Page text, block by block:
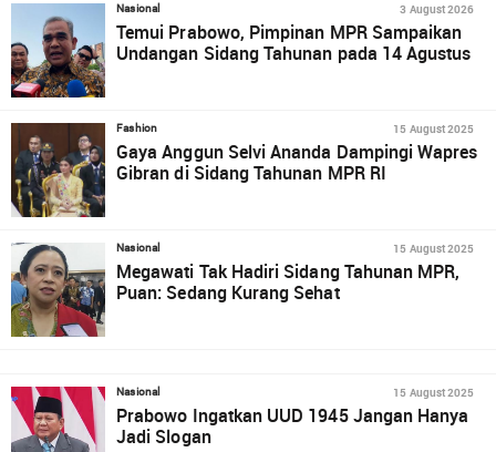
Nasional 3 August 2026
Temui Prabowo, Pimpinan MPR Sampaikan
Undangan Sidang Tahunan pada 14 Agustus
Fashion 15 August 2025
Gaya Anggun Selvi Ananda Dampingi Wapres
Gibran di Sidang Tahunan MPR RI
Nasional 15 August 2025
Megawati Tak Hadiri Sidang Tahunan MPR,
Puan: Sedang Kurang Sehat
Nasional 15 August 2025
Prabowo Ingatkan UUD 1945 Jangan Hanya
Jadi Slogan